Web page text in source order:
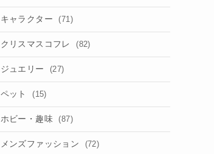
キャラクター (71)
クリスマスコフレ (82)
ジュエリー (27)
ペット (15)
ホビー・趣味 (87)
メンズファッション (72)